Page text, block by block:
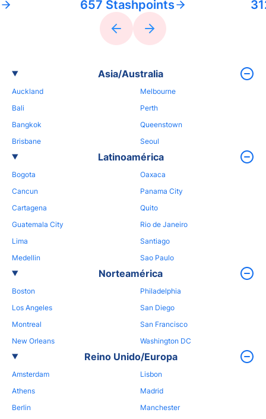
657 Stashpoints
Asia/Australia
Auckland
Bali
Bangkok
Brisbane
Melbourne
Perth
Queenstown
Seoul
Latinoamérica
Bogota
Cancun
Cartagena
Guatemala City
Lima
Medellin
Oaxaca
Panama City
Quito
Rio de Janeiro
Santiago
Sao Paulo
Norteamérica
Boston
Los Angeles
Montreal
New Orleans
Philadelphia
San Diego
San Francisco
Washington DC
Reino Unido/Europa
Amsterdam
Athens
Berlin
Lisbon
Madrid
Manchester